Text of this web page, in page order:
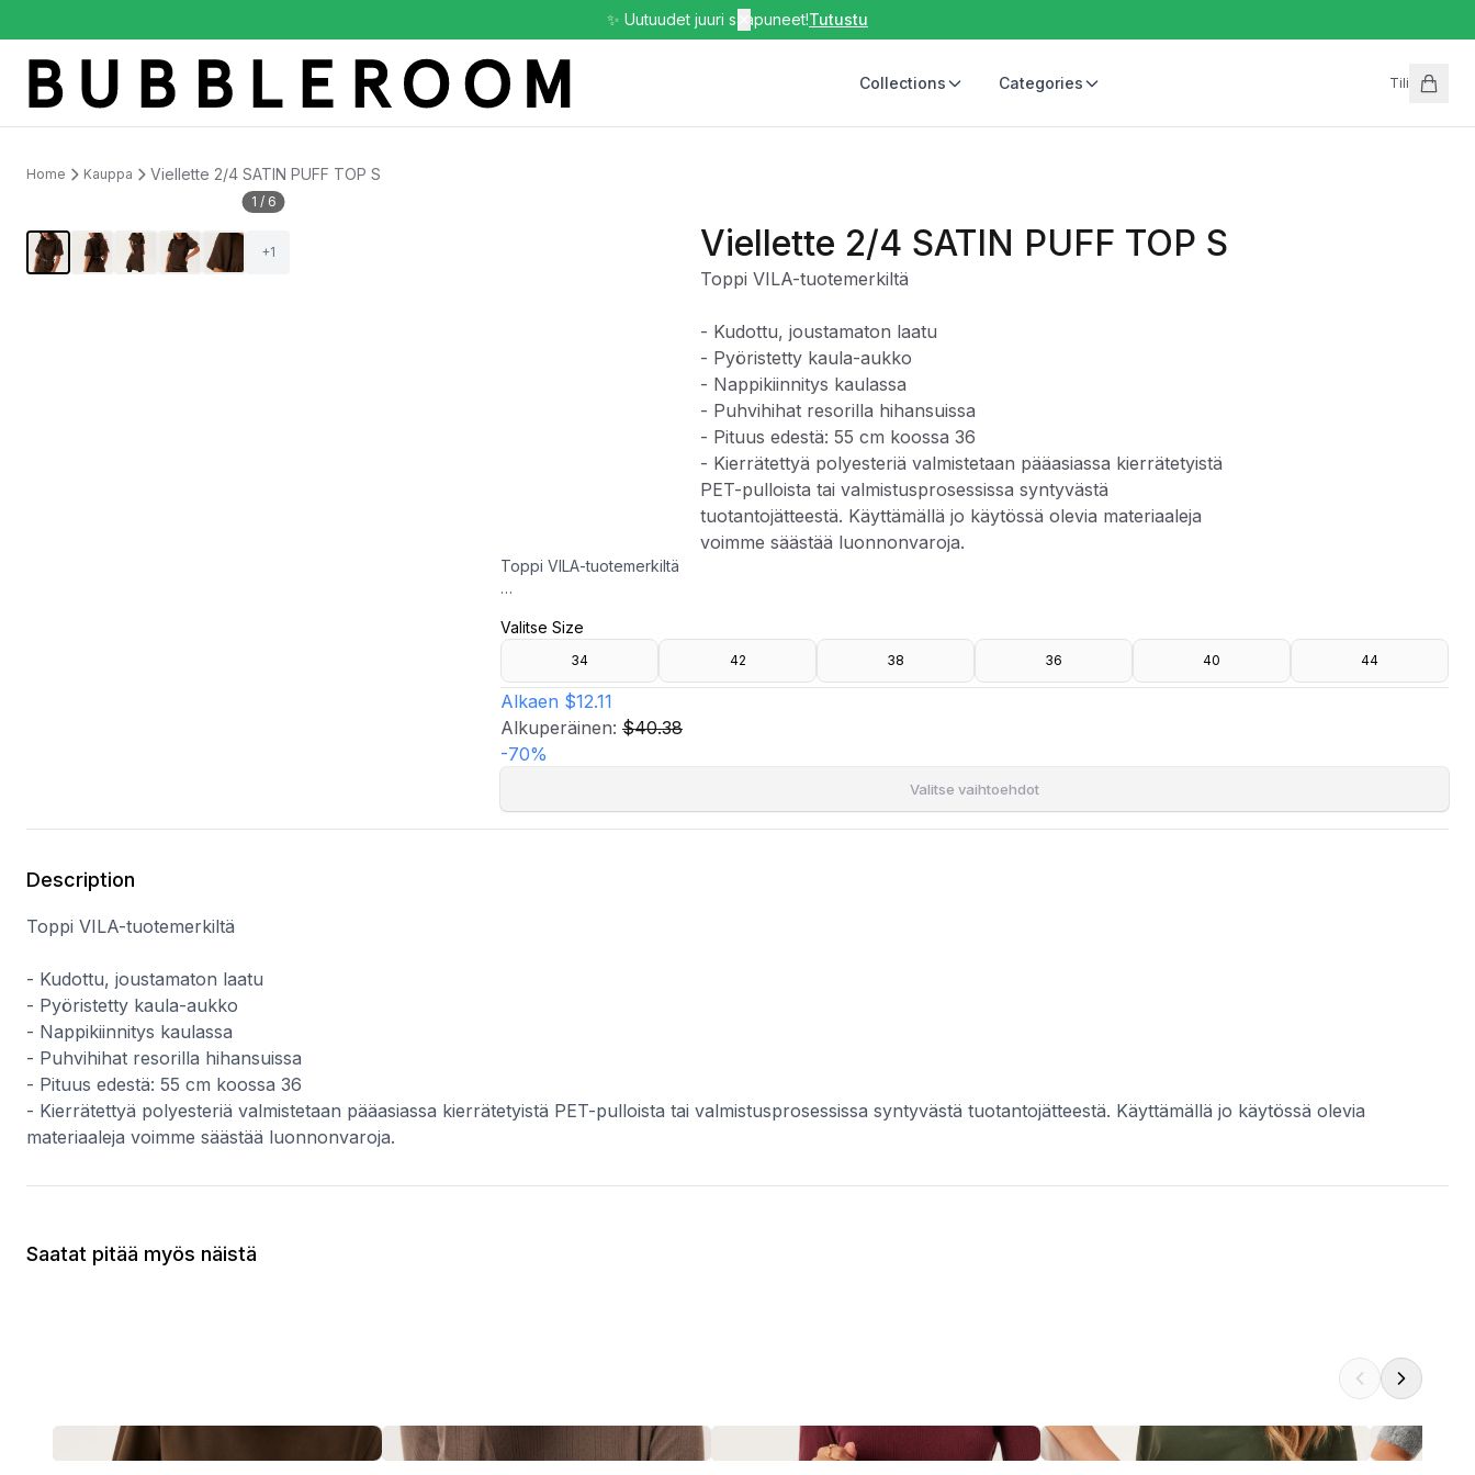
✨ Uutuudet juuri saapuneet!Tutustu
Collections Categories Tili
Home Kauppa Viellette 2/4 SATIN PUFF TOP S
1 / 6
+1 Viellette 2/4 SATIN PUFF TOP S
Toppi VILA-tuotemerkiltä
- Kudottu, joustamaton laatu
- Pyöristetty kaula-aukko
- Nappikiinnitys kaulassa
- Puhvihihat resorilla hihansuissa
- Pituus edestä: 55 cm koossa 36
- Kierrätettyä polyesteriä valmistetaan pääasiassa kierrätetyistä
PET-pulloista tai valmistusprosessissa syntyvästä
tuotantojätteestä. Käyttämällä jo käytössä olevia materiaaleja
voimme säästää luonnonvaroja.
Toppi VILA-tuotemerkiltä
- Pyöristetty kaula-aukko
- Nappikiinnitys kaulassa
- Puhvihihat resorilla hihansuissa
- Pituus edestä: 55 cm koossa 36
- Kierrätettyä polyesteriä valmistetaan pääasiassa kierrätetyistä PET-pulloista tai valmistusprosessissa syntyvästä tuotantojätteestä.
Käyttämällä jo käytössä olevia materiaaleja voimme säästää luonnonvaroja.
Valitse Size
34 42 38 36 40 44
Alkaen $12.11
Alkuperäinen: $40.38
-70%
Valitse vaihtoehdot
Description
Toppi VILA-tuotemerkiltä
- Kudottu, joustamaton laatu
- Pyöristetty kaula-aukko
- Nappikiinnitys kaulassa
- Puhvihihat resorilla hihansuissa
- Pituus edestä: 55 cm koossa 36
- Kierrätettyä polyesteriä valmistetaan pääasiassa kierrätetyistä PET-pulloista tai valmistusprosessissa syntyvästä tuotantojätteestä. Käyttämällä jo käytössä olevia
materiaaleja voimme säästää luonnonvaroja.
Saatat pitää myös näistä